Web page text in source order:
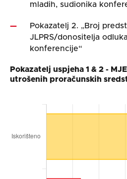
mladih, sudionika
Pokazatelj 2. „Broj
JLPRS/donositelja
konferencije“
Pokazatelj uspjeha 1 & 2 -
utrošenih proračunskih